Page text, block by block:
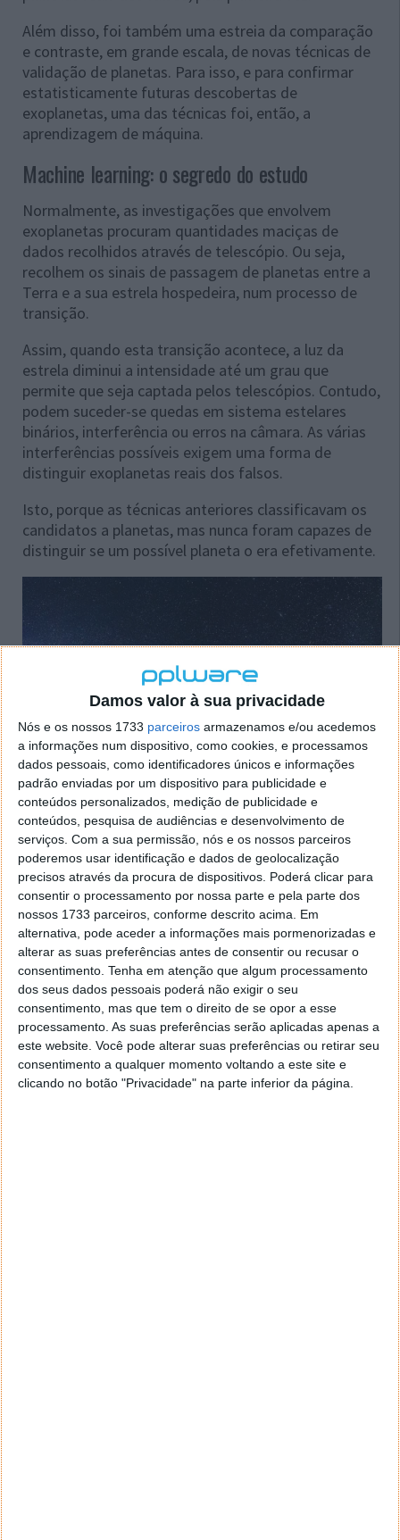
Damos valor à sua privacidade
Nós e os nossos 1733 parceiros armazenamos e/ou acedemos
a informações num dispositivo, como cookies, e processamos
dados pessoais, como identificadores únicos e informações
padrão enviadas por um dispositivo para publicidade e
conteúdos personalizados, medição de publicidade e
conteúdos, pesquisa de audiências e desenvolvimento de
serviços. Com a sua permissão, nós e os nossos parceiros
poderemos usar identificação e dados de geolocalização
precisos através da procura de dispositivos. Poderá clicar para
consentir o processamento por nossa parte e pela parte dos
nossos 1733 parceiros, conforme descrito acima. Em
alternativa, pode aceder a informações mais pormenorizadas e
alterar as suas preferências antes de consentir ou recusar o
consentimento. Tenha em atenção que algum processamento
dos seus dados pessoais poderá não exigir o seu
consentimento, mas que tem o direito de se opor a esse
processamento. As suas preferências serão aplicadas apenas a
este website. Você pode alterar suas preferências ou retirar seu
consentimento a qualquer momento voltando a este site e
clicando no botão "Privacidade" na parte inferior da página.
Além disso, foi também uma estreia da comparação
e contraste, em grande escala, de novas técnicas de
validação de planetas. Para isso, e para confirmar
estatisticamente futuras descobertas de
exoplanetas, uma das técnicas foi, então, a
aprendizagem de máquina.
Machine learning: o segredo do estudo
Normalmente, as investigações que envolvem
exoplanetas procuram quantidades maciças de
dados recolhidos através de telescópio. Ou seja,
recolhem os sinais de passagem de planetas entre a
Terra e a sua estrela hospedeira, num processo de
transição.
Assim, quando esta transição acontece, a luz da
estrela diminui a intensidade até um grau que
permite que seja captada pelos telescópios. Contudo,
podem suceder-se quedas em sistema estelares
binários, interferência ou erros na câmara. As várias
interferências possíveis exigem uma forma de
distinguir exoplanetas reais dos falsos.
Isto, porque as técnicas anteriores classificavam os
candidatos a planetas, mas nunca foram capazes de
distinguir se um possível planeta o era efetivamente.
Tendo em conta esta necessidade, investigadores do
departamento de física e informática deWarwick
construíram um algoritmo baseado em machine
learning. Assim, é capaz de diferenciar os planetas
reais dos falsos, através de grandes amostras,
captadas durante missões telescópicas como o
e doKepler, da NASA.
O método foi preparado para identificar planetas
reais, com a ajuda de duas grandes amostras de
planetas confirmados e de falsos positivos, da
extinta missão Kepler. Depois, os investigadores
utilizaram o algoritmo em dados não confirmados,
da missão Kepler, revelando 50 novos planetas.
Assim, esta foi a primeira validação de machine